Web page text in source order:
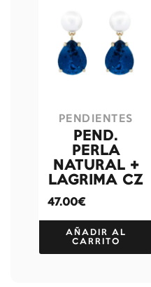
PENDIENTES
PEND.
PERLA
NATURAL +
LAGRIMA CZ
47.00€
AÑADIR AL
CARRITO